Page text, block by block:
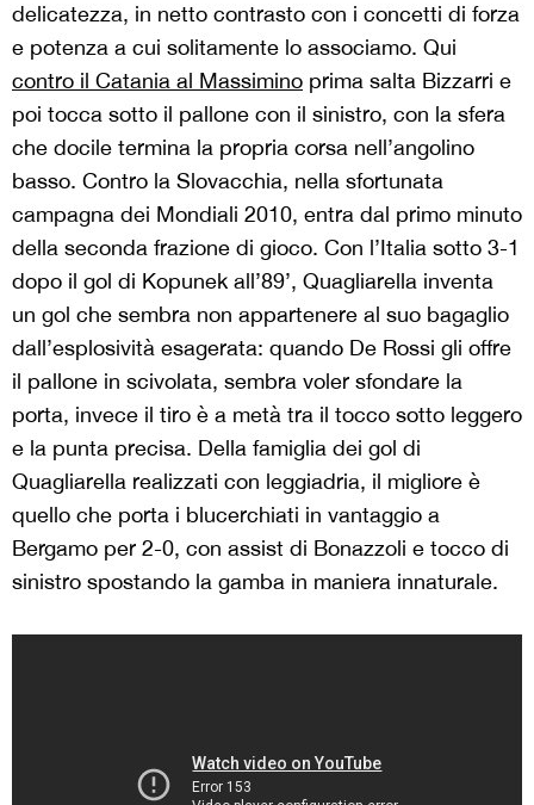
delicatezza, in netto contrasto con i concetti di forza
e potenza a cui solitamente lo associamo. Qui
contro il Catania al Massimino prima salta Bizzarri e
poi tocca sotto il pallone con il sinistro, con la sfera
che docile termina la propria corsa nell’angolino
basso. Contro la Slovacchia, nella sfortunata
campagna dei Mondiali 2010, entra dal primo minuto
della seconda frazione di gioco. Con l’Italia sotto 3-1
dopo il gol di Kopunek all’89’, Quagliarella inventa
un gol che sembra non appartenere al suo bagaglio
dall’esplosività esagerata: quando De Rossi gli offre
il pallone in scivolata, sembra voler sfondare la
porta, invece il tiro è a metà tra il tocco sotto leggero
e la punta precisa. Della famiglia dei gol di
Quagliarella realizzati con leggiadria, il migliore è
quello che porta i blucerchiati in vantaggio a
Bergamo per 2-0, con assist di Bonazzoli e tocco di
sinistro spostando la gamba in maniera innaturale.